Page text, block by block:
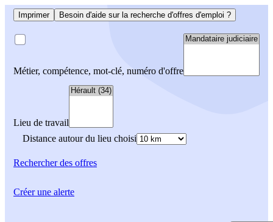
Imprimer Besoin d'aide sur la recherche d'offres d'emploi ?
Métier, compétence, mot-clé, numéro d'offre
Lieu de travail
Distance autour du lieu choisi
Rechercherdes offres
Créer une alerte